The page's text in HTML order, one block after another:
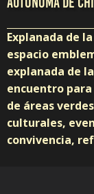
Explanada de
espacio
explanada de
encuentro
de áreas
culturales,
convivencia,